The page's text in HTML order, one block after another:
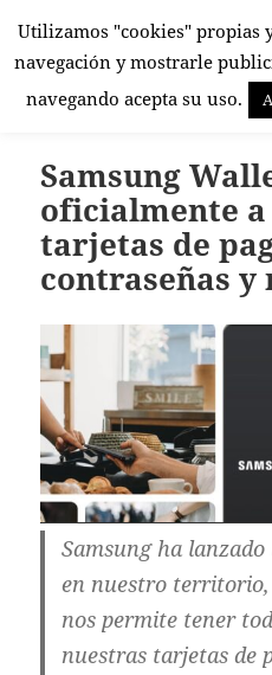
El Rincón
Samsung
oficialmente
tarjetas de
contraseñas y
Samsung ha
en nuestro
nos permite tener
nuestras tarjetas de
Utilizamos "cookies" propias
navegación y mostrarle
navegando acepta su uso.